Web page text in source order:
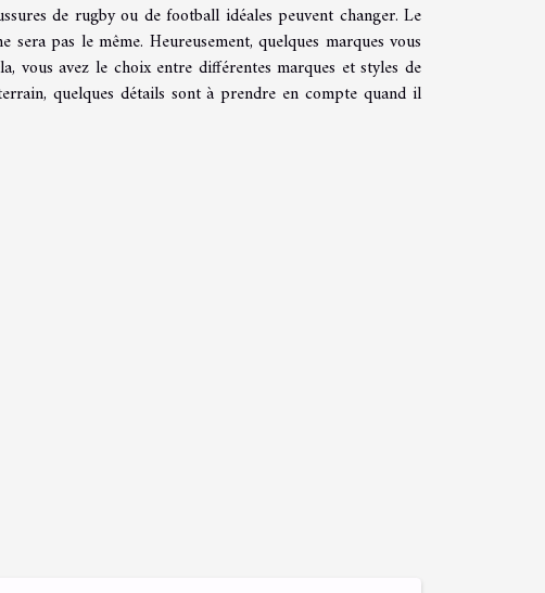
de rugby ou de football idéales peuvent changer. Le
pas le même. Heureusement, quelques marques vous
vous avez le choix entre différentes marques et styles de
quelques détails sont à prendre en compte quand il